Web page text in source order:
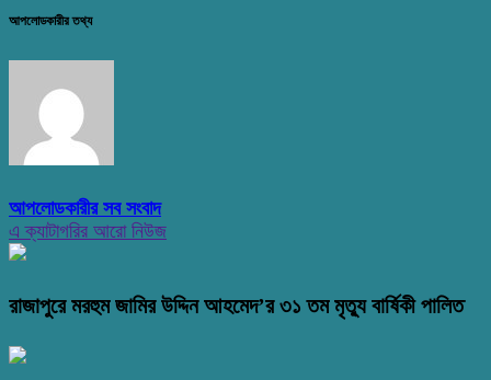
আপলোডকারীর তথ্য
আপলোডকারীর সব সংবাদ
এ ক্যাটাগরির আরো নিউজ
রাজাপুরে মরহুম জামির উদ্দিন আহমেদ’র ৩১ তম মৃত্যু বার্ষিকী পালিত